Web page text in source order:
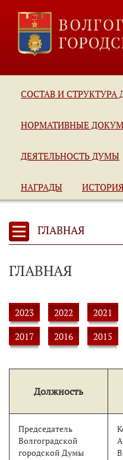
СОСТАВ И СТРУКТУРА
НОРМАТИВНЫЕ
ДЕЯТЕЛЬНОСТЬ ДУМЫ
НАГРАДЫ
ГЛАВНАЯ
ГЛАВНАЯ
2023 2022 2021
2017
2016 2015
Должность
Председатель
Волгоградской
городской Думы